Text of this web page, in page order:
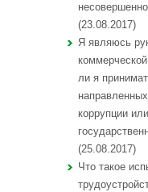
(23.08.2017)
Я являюсь
ли я
коррупции
(25.08.2017)
Что такое